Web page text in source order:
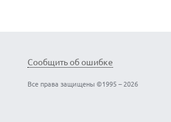
часы-
— когда они
развитие человека
Сообщить об ошибке
Все права защищены ©1995 – 2026